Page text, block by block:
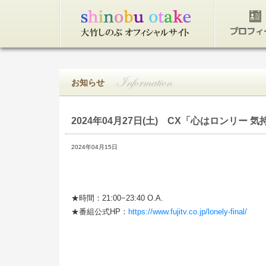
お知らせ
2024年04月27日(土) CX「心はロンリー 気
2024年04月15日
★時間：21:00−23:40 O.A.
★番組公式HP： https://www.fujitv.co.jp/lonely-final/